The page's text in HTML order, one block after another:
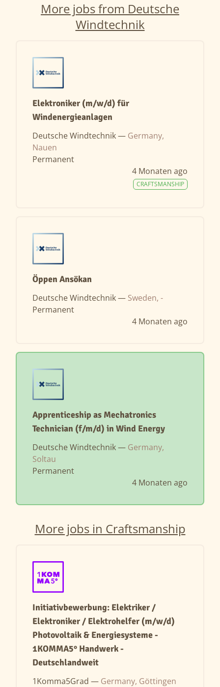
More jobs from Deutsche
Windtechnik
Elektroniker (m/w/d) für
Windenergieanlagen
Deutsche Windtechnik — Germany,
Nauen
Permanent
4 Monaten ago
CRAFTSMANSHIP
Öppen Ansökan
Deutsche Windtechnik — Sweden, -
Permanent
4 Monaten ago
Apprenticeship as Mechatronics
Technician (f/m/d) in Wind Energy
Deutsche Windtechnik — Germany,
Soltau
Permanent
4 Monaten ago
More jobs in Craftsmanship
Initiativbewerbung: Elektriker /
Elektroniker / Elektrohelfer (m/w/d)
Photovoltaik & Energiesysteme -
1KOMMA5° Handwerk -
Deutschlandweit
1Komma5Grad — Germany, Göttingen